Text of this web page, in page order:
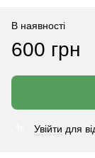
В наявності
600 грн
Увійти для